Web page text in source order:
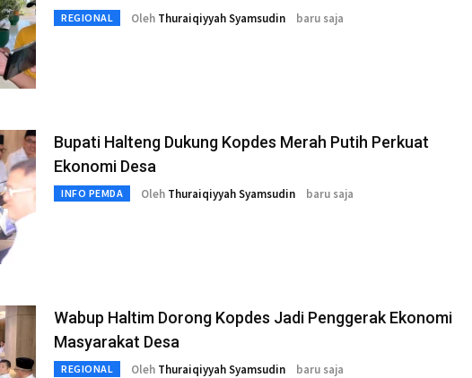
REGIONAL Oleh Thuraiqiyyah Syamsudin baru saja
Bupati Halteng Dukung Kopdes Merah Putih Perkuat
Ekonomi Desa
INFO PEMDA Oleh Thuraiqiyyah Syamsudin baru saja
Wabup Haltim Dorong Kopdes Jadi Penggerak Ekonomi
Masyarakat Desa
REGIONAL Oleh Thuraiqiyyah Syamsudin baru saja